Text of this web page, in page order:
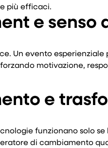
più efficaci.
e senso
Un evento
motivazione,
e
funzionano solo
di cambiamento